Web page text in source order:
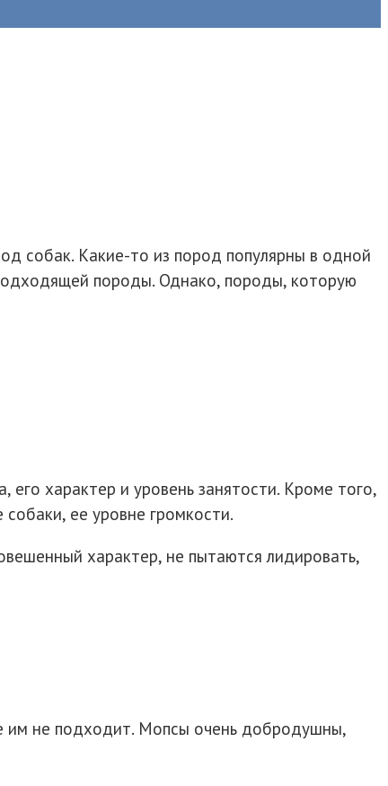
собак. Какие-то из пород популярны в одной
породы. Однако, породы, которую
характер и уровень занятости. Кроме того,
ее уровне громкости.
характер, не пытаются лидировать,
им не подходит. Мопсы очень добродушны,